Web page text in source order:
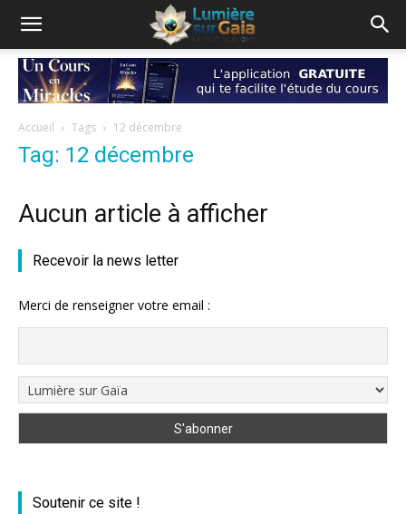
Accueil Tags 12 décembre
Tag: 12 décembre
Aucun article à afficher
Recevoir la news letter
Merci de renseigner votre email :
Soutenir ce site !